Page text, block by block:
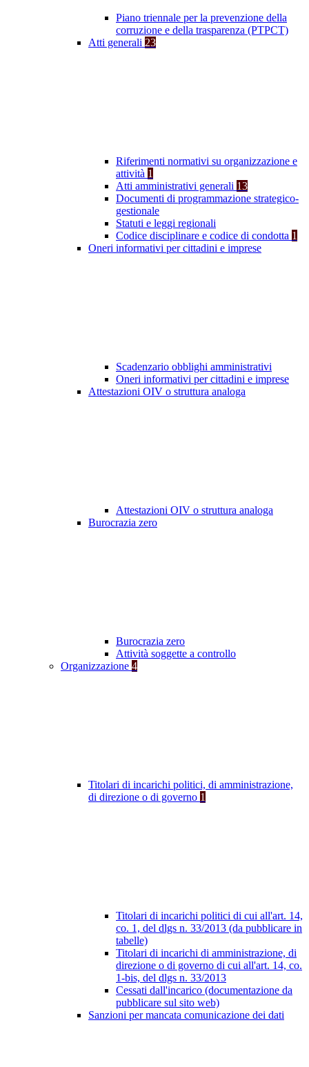
Piano triennale per la prevenzione della
corruzione e della trasparenza (PTPCT)
Atti generali 23
Riferimenti normativi su organizzazione e
attività 1
Atti amministrativi generali 13
Documenti di programmazione strategico-
gestionale
Statuti e leggi regionali
Codice disciplinare e codice di condotta 1
Oneri informativi per cittadini e imprese
Scadenzario obblighi amministrativi
Oneri informativi per cittadini e imprese
Attestazioni OIV o struttura analoga
Attestazioni OIV o struttura analoga
Burocrazia zero
Burocrazia zero
Attività soggette a controllo
Organizzazione 4
Titolari di incarichi politici, di amministrazione,
di direzione o di governo 1
Titolari di incarichi politici di cui all'art. 14,
co. 1, del dlgs n. 33/2013 (da pubblicare in
tabelle)
Titolari di incarichi di amministrazione, di
direzione o di governo di cui all'art. 14, co.
1-bis, del dlgs n. 33/2013
Cessati dall'incarico (documentazione da
pubblicare sul sito web)
Sanzioni per mancata comunicazione dei dati